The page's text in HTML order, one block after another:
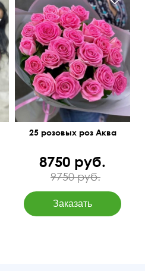
25 розовых роз Аква
8750 руб.
9750 руб.